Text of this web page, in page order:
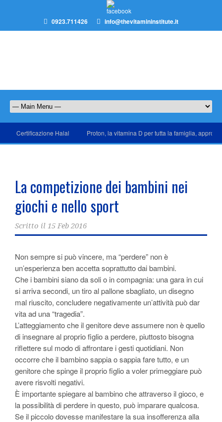
0923.711426 info@thevitamininstitute.it
Certificazione Halal Proton, la vitamina D per tutta la famiglia,
La competizione dei bambini nei
giochi e nello sport
Scritto il 15 Feb 2016
Non sempre si può vincere, ma “perdere” non è
un’esperienza ben accetta soprattutto dai bambini.
Che i bambini siano da soli o in compagnia: una gara in cui
si arriva secondi, un tiro al pallone sbagliato, un disegno
mal riuscito, concludere negativamente un’attività può dar
vita ad una “tragedia”.
L’atteggiamento che il genitore deve assumere non è quello
di insegnare al proprio figlio a perdere, piuttosto bisogna
riflettere sul modo di affrontare i gesti quotidiani. Non
occorre che il bambino sappia o sappia fare tutto, e un
genitore che spinge il proprio figlio a voler primeggiare può
avere risvolti negativi.
È importante spiegare al bambino che attraverso il gioco, e
la possibilità di perdere in questo, può imparare qualcosa.
Se il piccolo dovesse manifestare la sua insofferenza alla